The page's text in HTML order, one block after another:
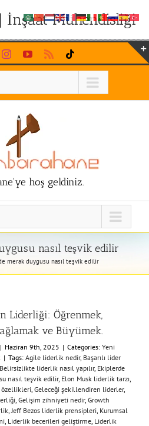
İnşaat Mühendisliği
InstagramYouTubeRss
hoş geldiniz.
nasıl teşvik edilir
merak duygusu nasıl teşvik edilir
Liderliği: Öğrenmek,
ve Büyümek.
| Haziran 9th, 2025 | Categories: Yeni
| Tags: Agile liderlik nedir, Başarılı lider
Belirsizlikte liderlik nasıl yapılır, Ekiplerde
nasıl teşvik edilir, Elon Musk liderlik tarzı,
, Geleceği şekillendiren liderler,
, Gelişim zihniyeti nedir, Growth
,Jeff Bezos liderlik prensipleri, Kurumsal
, Liderlik becerileri geliştirme, Liderlik